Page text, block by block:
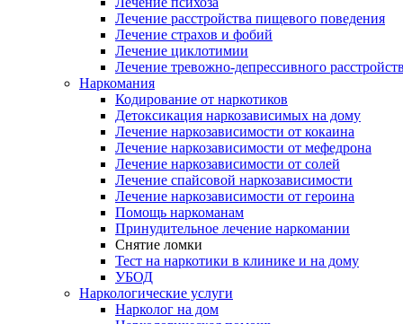
Лечение расстройства пищевого поведения
Лечение страхов и фобий
Лечение циклотимии
Лечение тревожно-депрессивного
Наркомания
Кодирование от наркотиков
Детоксикация наркозависимых на дому
Лечение наркозависимости от кокаина
Лечение наркозависимости от мефедрона
Лечение наркозависимости от солей
Лечение спайсовой наркозависимости
Лечение наркозависимости от героина
Помощь наркоманам
Принудительное лечение наркомании
Снятие ломки
Тест на наркотики в клинике и на дому
УБОД
Наркологические услуги
Нарколог на дом